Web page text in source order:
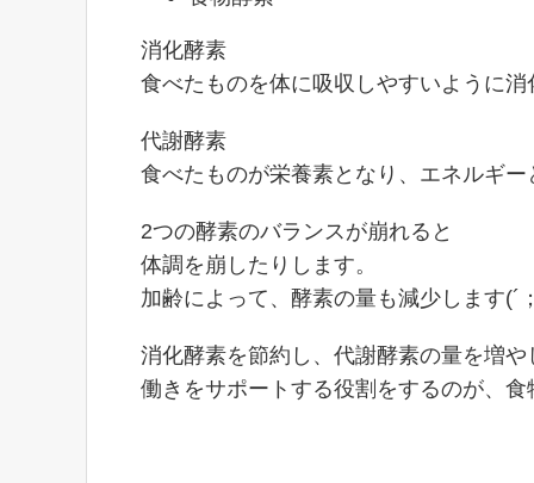
消化酵素
食べたものを体に吸収しやすいように消
代謝酵素
食べたものが栄養素となり、エネルギー
2つの酵素のバランスが崩れると
体調を崩したりします。
加齢によって、酵素の量も減少します(´
消化酵素を節約し、代謝酵素の量を増や
働きをサポートする役割をするのが、食